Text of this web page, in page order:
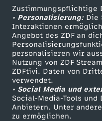
Zustimmungspflichtige
• Personalisierung:Die
Interaktionen
Angebot des ZDF an
personalisieren wir
Nutzung von ZDF
ZDFtivi. Daten von
verwendet.
• Social Media und
Social-Media-Tools und
Anbietern. Unter
zu ermöglichen.
v
o
m
1
2
Livestreams
Sendungen A-Z
TV-Programm
ZDF Unternehmen
Karriere